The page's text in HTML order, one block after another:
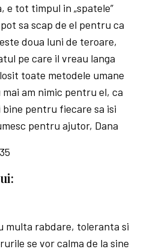
e tot timpul in „spatele”
sa scap de el pentru ca
doua luni de teroare,
pe care il vreau langa
toate metodele umane
am nimic pentru el, ca
bine pentru fiecare sa isi
pentru ajutor, Dana
multa rabdare, toleranta si
se vor calma de la sine